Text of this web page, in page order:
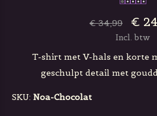
€ 34,99 €
Incl. btw
T-shirt met V-hals en korte
geschulpt detail met
SKU: Noa-Chocolat